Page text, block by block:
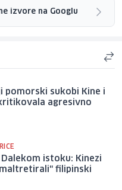
izvore na Googlu
pomorski sukobi Kine i
agresivno
istoku: Kinezi
filipinski